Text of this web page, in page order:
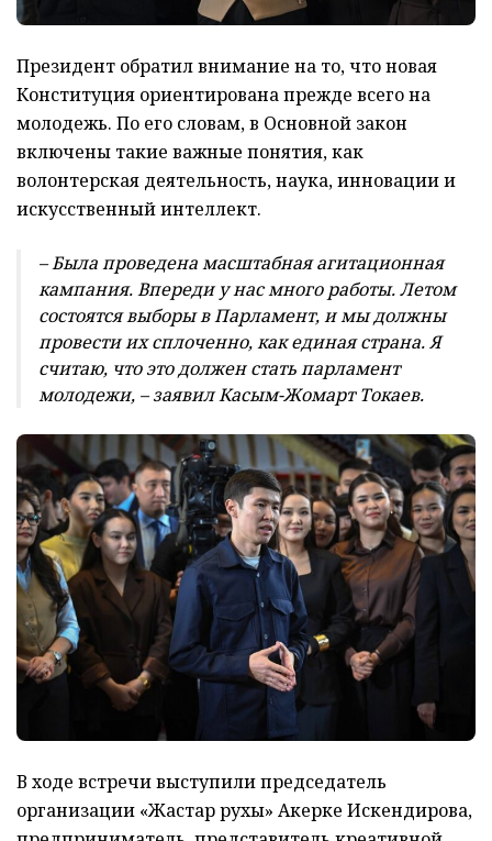
Президент обратил внимание на то, что новая
Конституция ориентирована прежде всего на
молодежь. По его словам, в Основной закон
включены такие важные понятия, как
волонтерская деятельность, наука, инновации и
искусственный интеллект.
– Была проведена масштабная агитационная
кампания. Впереди у нас много работы. Летом
состоятся выборы в Парламент, и мы должны
провести их сплоченно, как единая страна. Я
считаю, что это должен стать парламент
молодежи, – заявил Касым-Жомарт Токаев.
В ходе встречи выступили председатель
организации «Жастар рухы» Акерке Искендирова,